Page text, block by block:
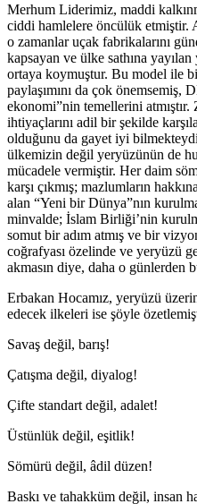
Merhum Liderimiz, maddi
ciddi hamlelere öncülük etmiştir.
o zamanlar uçak fabrikalarını
kapsayan ve ülke sathına
ortaya koymuştur. Bu model ile
paylaşımını da çok
ekonomi”nin temellerini
ihtiyaçlarını adil bir şekilde
olduğunu da gayet iyi
ülkemizin değil yeryüzünün de
mücadele vermiştir. Her daim
karşı çıkmış; mazlumların
alan “Yeni bir Dünya”nın
minvalde; İslam Birliği’nin
somut bir adım atmış ve bir
coğrafyası özelinde ve yeryüzü
akmasın diye, daha o günlerden
Erbakan Hocamız, yeryüzü
edecek ilkeleri ise şöyle
Savaş değil, barış!
Çatışma değil, diyalog!
Çifte standart değil, adalet!
Üstünlük değil, eşitlik!
Sömürü değil, âdil düzen!
Baskı ve tahakküm değil, insan